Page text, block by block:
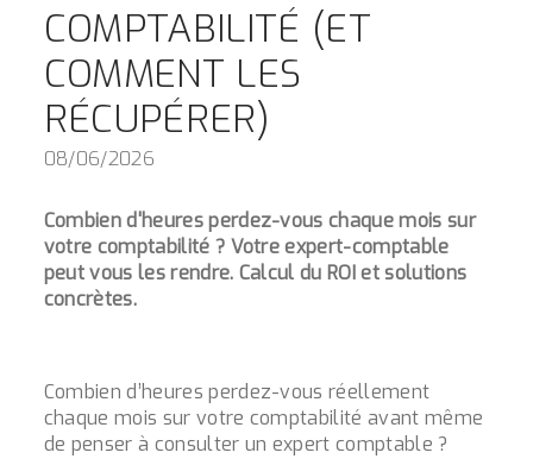
COMPTABILITÉ (ET
COMMENT LES
RÉCUPÉRER)
08/06/2026
Combien d'heures perdez-vous chaque mois sur
votre comptabilité ? Votre expert-comptable
peut vous les rendre. Calcul du ROI et solutions
concrètes.
Combien d’heures perdez-vous réellement
chaque mois sur votre comptabilité avant même
de penser à consulter un expert comptable ?